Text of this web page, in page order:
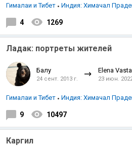
Гималаи и Тибет Индия: Химачал
4 1269
Ладак: портреты жителей
Балу
24 сент. 2013 г.
Elena Vasta
23 июн. 2022
Гималаи и Тибет Индия: Химачал
9 10497
Каргил